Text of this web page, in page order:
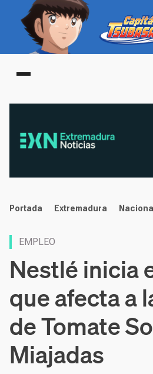
Main menu
noticias
Portada Extremadura Nacional
EMPLEO
Nestlé inicia
que afecta a
de Tomate
Miajadas